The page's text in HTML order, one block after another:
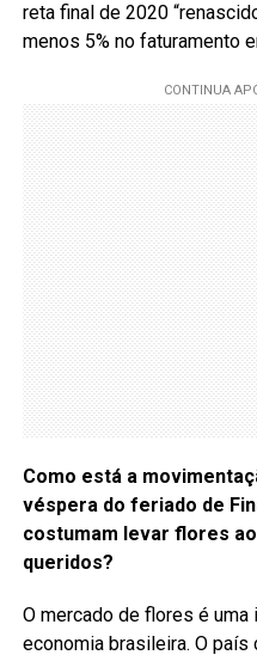
reta final de 2020
menos 5% no faturamento
Como está a
véspera do feriado de
costumam levar flores
queridos?
O mercado de flores é uma
economia brasileira. O país